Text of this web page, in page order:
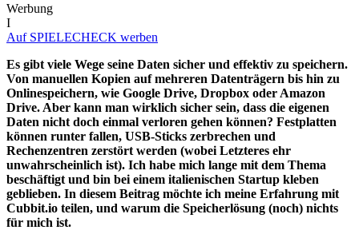
Werbung
I
Auf SPIELECHECK werben
Es gibt viele Wege seine Daten sicher und effektiv zu speichern.
Von manuellen Kopien auf mehreren Datenträgern bis hin zu
Onlinespeichern, wie Google Drive, Dropbox oder Amazon
Drive. Aber kann man wirklich sicher sein, dass die eigenen
Daten nicht doch einmal verloren gehen können? Festplatten
können runter fallen, USB-Sticks zerbrechen und
Rechenzentren zerstört werden (wobei Letzteres ehr
unwahrscheinlich ist). Ich habe mich lange mit dem Thema
beschäftigt und bin bei einem italienischen Startup kleben
geblieben. In diesem Beitrag möchte ich meine Erfahrung mit
Cubbit.io teilen, und warum die Speicherlösung (noch) nichts
für mich ist.